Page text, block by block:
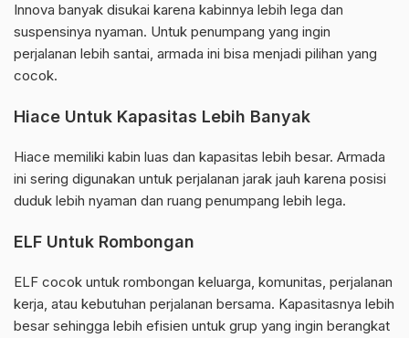
Innova banyak disukai karena kabinnya lebih lega dan
suspensinya nyaman. Untuk penumpang yang ingin
perjalanan lebih santai, armada ini bisa menjadi pilihan yang
cocok.
Hiace Untuk Kapasitas Lebih Banyak
Hiace memiliki kabin luas dan kapasitas lebih besar. Armada
ini sering digunakan untuk perjalanan jarak jauh karena posisi
duduk lebih nyaman dan ruang penumpang lebih lega.
ELF Untuk Rombongan
ELF cocok untuk rombongan keluarga, komunitas, perjalanan
kerja, atau kebutuhan perjalanan bersama. Kapasitasnya lebih
besar sehingga lebih efisien untuk grup yang ingin berangkat